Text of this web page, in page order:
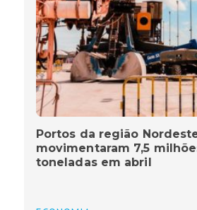
Portos da região
movimentaram 7,5
toneladas em abril